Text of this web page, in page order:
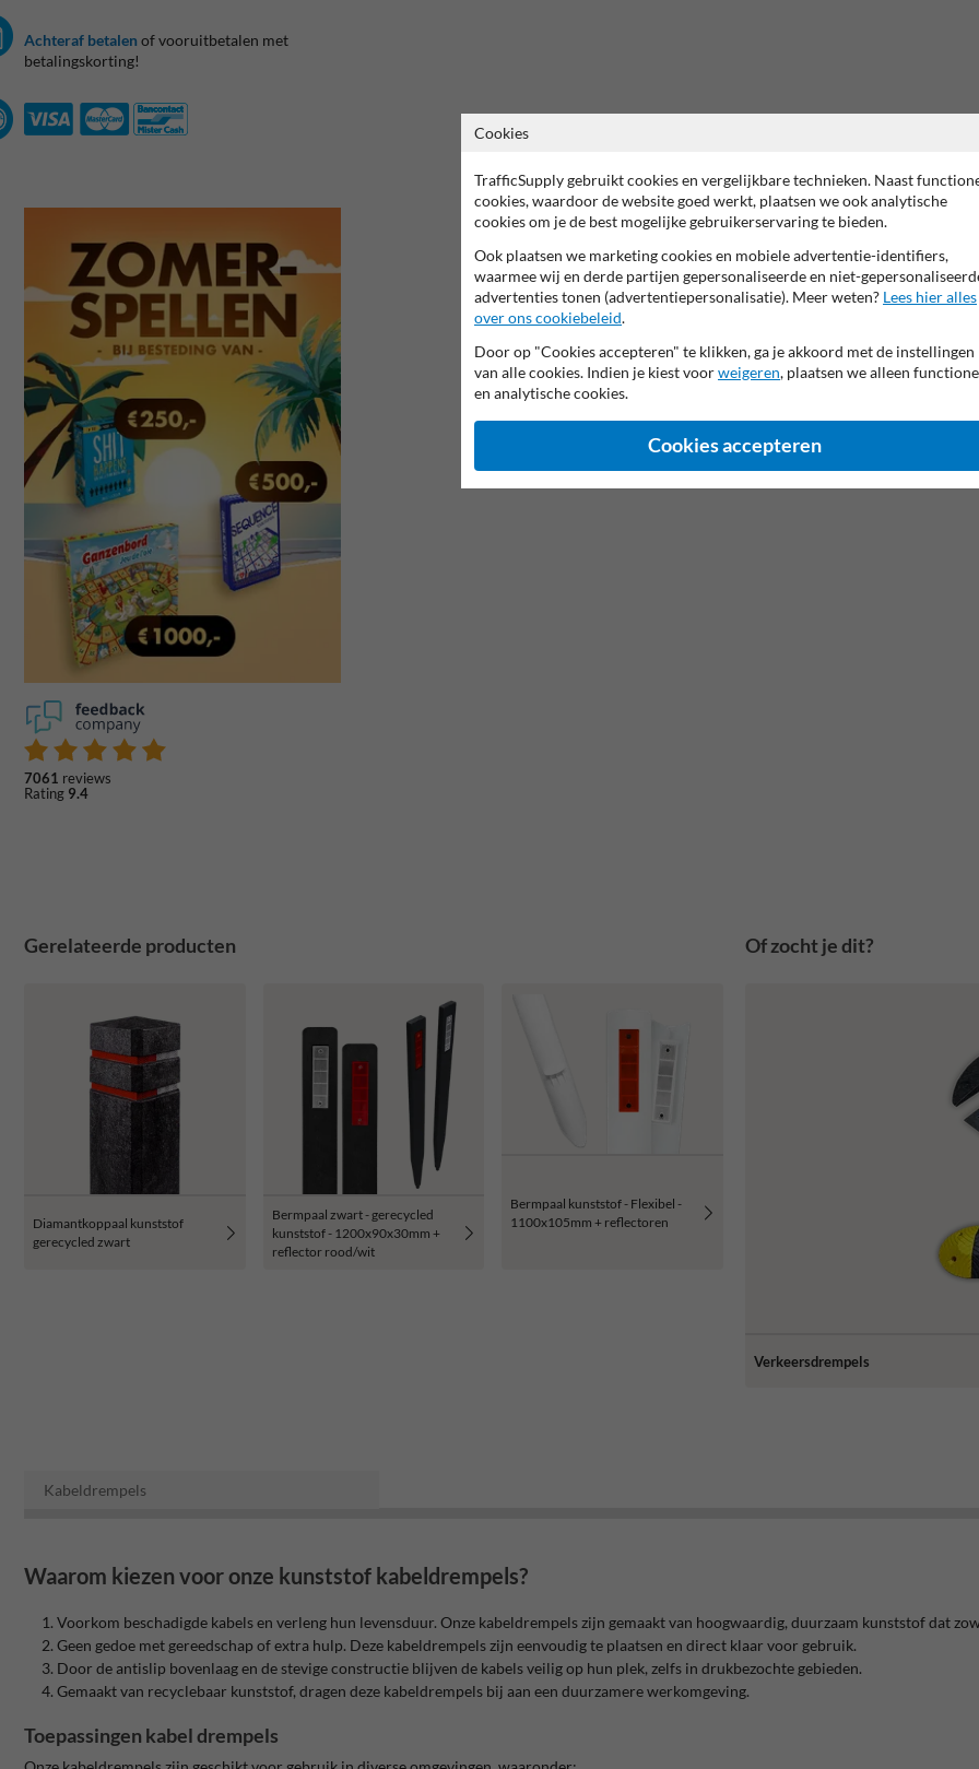
Achteraf betalen of vooruitbetalen met
betalingskorting!
7061 reviews
Rating 9.4
Gerelateerde producten
Diamantkoppaal kunststof
gerecycled zwart
Bermpaal zwart - gerecycled
kunststof - 1200x90x30mm +
reflector rood/wit
Bermpaal kunststof - Flexibel -
1100x105mm + reflectoren
Of zocht je dit?
Verkeersdrempels
Kabeldrempels
Waarom kiezen voor onze kunststof kabeldrempels?
Voorkom beschadigde kabels en verleng hun levensduur. Onze kabeldrempels zijn gemaakt van hoogwaardig, duurzaam kunststof dat
Geen gedoe met gereedschap of extra hulp. Deze kabeldrempels zijn eenvoudig te plaatsen en direct klaar voor gebruik.
Door de antislip bovenlaag en de stevige constructie blijven de kabels veilig op hun plek, zelfs in drukbezochte gebieden.
Gemaakt van recyclebaar kunststof, dragen deze kabeldrempels bij aan een duurzamere werkomgeving.
Toepassingen kabel drempels
Cookies
TrafficSupply gebruikt cookies en vergelijkbare technieken. Naast
cookies, waardoor de website goed werkt, plaatsen we ook analytische
cookies om je de best mogelijke gebruikerservaring te bieden.
Ook plaatsen we marketing cookies en mobiele advertentie-identifiers,
waarmee wij en derde partijen gepersonaliseerde en niet-
advertenties tonen (advertentiepersonalisatie). Meer weten? Lees hier alles
over ons cookiebeleid.
Door op "Cookies accepteren" te klikken, ga je akkoord met de instellingen
van alle cookies. Indien je kiest voorweigeren, plaatsen we alleen
en analytische cookies.
Cookies accepteren